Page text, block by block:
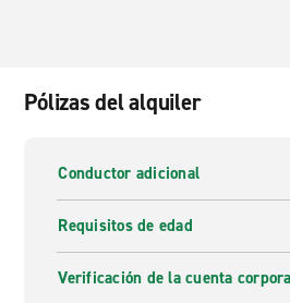
Pólizas del alquiler
Conductor adicional
Requisitos de edad
Verificación de la cuenta